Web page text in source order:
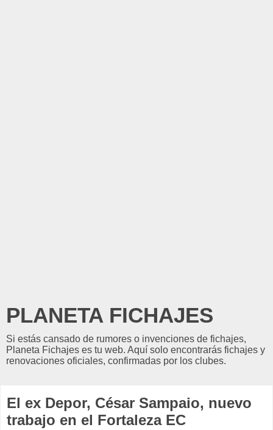
PLANETA FICHAJES
Si estás cansado de rumores o invenciones de fichajes,
Planeta Fichajes es tu web. Aquí solo encontrarás fichajes y
renovaciones oficiales, confirmadas por los clubes.
El ex Depor, César Sampaio, nuevo
trabajo en el Fortaleza EC